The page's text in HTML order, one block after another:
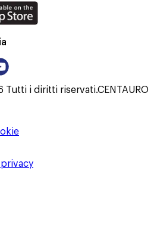
Tutti i diritti riservati.CENTAURO
privacy